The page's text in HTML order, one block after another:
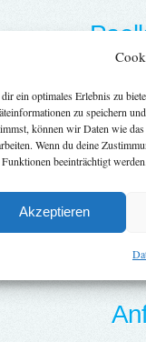
ein optimales Erlebnis zu
zu speichern
können wir Daten wie
Wenn du deine
beeinträchtigt werden.
Akzeptieren
Am Samstag 05.07.2025
Oberdeck des Clubschiffs
Paellas und die Sangria
Huber haben in der Küche
an die fleißigen Helfer, die